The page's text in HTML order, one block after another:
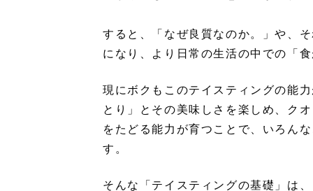
すると、「なぜ良質なのか。」や、
になり、より日常の生活の中での「
現にボクもこのテイスティングの能
とり」とその美味しさを楽しめ、ク
をたどる能力が育つことで、いろん
す。
そんな「テイスティングの基礎」は